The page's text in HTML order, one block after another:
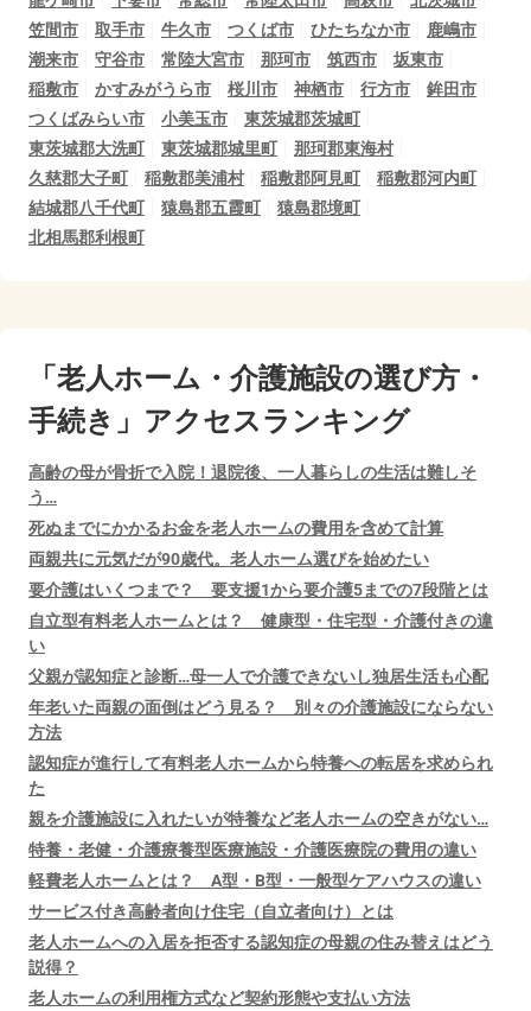
笠間市
取手市 牛久市 つくば市 ひたちなか市
鹿嶋市
潮来市
守谷市 常陸大宮市 那珂市 筑西市
坂東市
稲敷市
かすみがうら市 桜川市 神栖市 行方市
鉾田市
つくばみらい市
小美玉市
東茨城郡茨城町
東茨城郡大洗町
東茨城郡城里町
那珂郡東海村
久慈郡大子町
稲敷郡美浦村 稲敷郡阿見町
稲敷郡河内町
結城郡八千代町
猿島郡五霞町
猿島郡境町
北相馬郡利根町
「老人ホーム・介護施設の選び方・
手続き」アクセスランキング
高齢の母が骨折で入院！退院後、一人暮らしの生活は難しそ
う…
死ぬまでにかかるお金を老人ホームの費用を含めて計算
両親共に元気だが90歳代。老人ホーム選びを始めたい
要介護はいくつまで？ 要支援1から要介護5までの7段階とは
自立型有料老人ホームとは？ 健康型・住宅型・介護付きの違
い
父親が認知症と診断…母一人で介護できないし独居生活も心配
年老いた両親の面倒はどう見る？ 別々の介護施設にならない
方法
認知症が進行して有料老人ホームから特養への転居を求められ
た
親を介護施設に入れたいが特養など老人ホームの空きがない…
特養・老健・介護療養型医療施設・介護医療院の費用の違い
軽費老人ホームとは？ A型・B型・一般型ケアハウスの違い
サービス付き高齢者向け住宅（自立者向け）とは
老人ホームへの入居を拒否する認知症の母親の住み替えはどう
説得？
老人ホームの利用権方式など契約形態や支払い方法